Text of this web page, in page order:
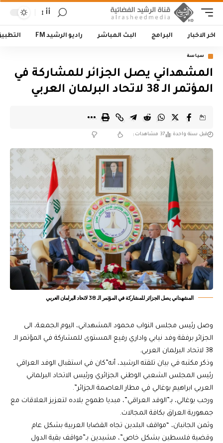
أأ
اخر الاخبار البرامج البث المباشر راديو الرشيد FM
سياسة
المشهداني يصل الجزائر للمشاركة في
المؤتمر الـ 38 لاتحاد البرلمان العربي
قبل سنة واحدة 37 مشاهدات
المشهداني يصل الجزائر للمشاركة في المؤتمر الـ 38 لاتحاد البرلمان العربي
وصل رئيس مجلس النواب محمود المشهداني، اليوم الجمعة، الى
الجزائر برفقة وفد نيابي واداري رفيع المستوى للمشاركة في المؤتمر الـ
38 لاتحاد البرلمان العربي.
وذكر مكتبه في بيان تلقته الرشيد، أنه”كان في استقبال الوفد العراقي
رئيس المجلس الشعبي الوطني الجزائري ورئيس الاتحاد البرلماني
العربي ابراهيم بوغالي في مطار العاصمة الجزائر”.
ورحب بوغالي، بـ”الوفد العراقي”، مبديا طموح بلاده لتعزيز العلاقات مع
جمهورية العراق بكافة المجالات.
وثمن الجانبان، “مواقف البلدين تجاه القضايا العربية بشكل عام
وقضية فلسطين بشكل خاص”، مشيدين بـ”مواقف بقية الدول